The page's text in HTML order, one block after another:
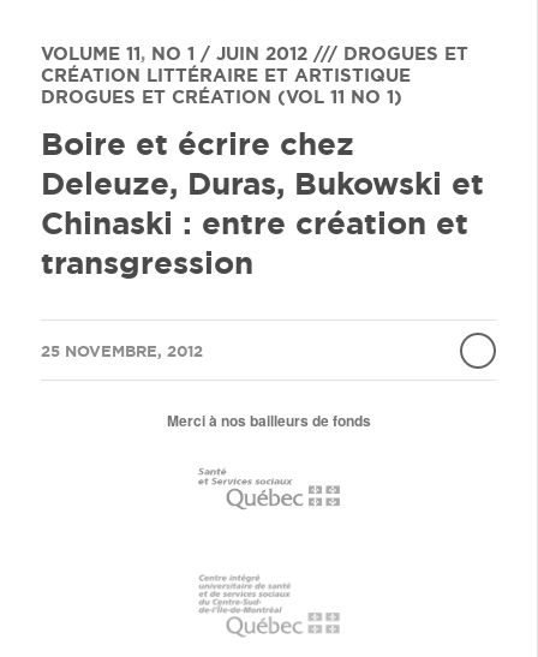
VOLUME 11, NO 1 / JUIN 2012 /// DROGUES ET
CRÉATION LITTÉRAIRE ET ARTISTIQUE
DROGUES ET CRÉATION (VOL 11 NO 1)
Boire et écrire chez
Deleuze, Duras, Bukowski et
Chinaski : entre création et
transgression
25 NOVEMBRE, 2012
/
Merci à nos bailleurs de fonds